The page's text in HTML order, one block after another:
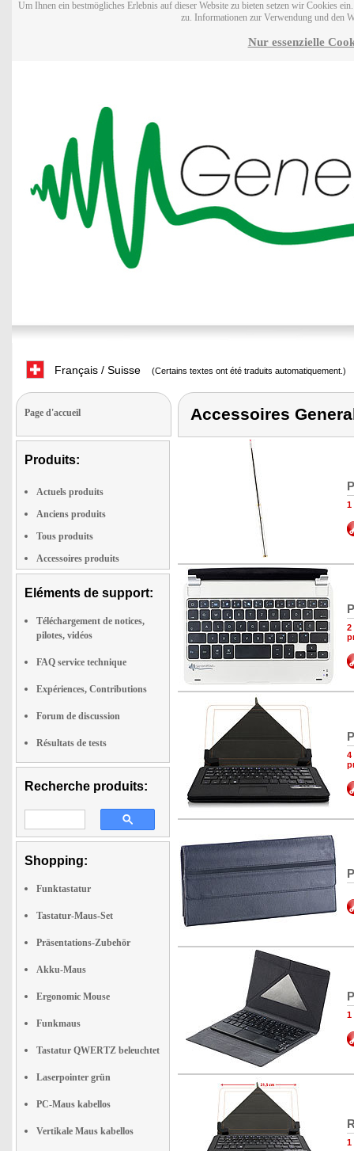
Um Ihnen ein bestmögliches Erlebnis auf dieser Website zu bieten setzen wir Cookies
zu. Informationen zur Verwendung und den
Nur essenzielle
Français / Suisse (Certains textes ont été traduits automatiquement.)
Page d'accueil
Produits:
Actuels produits
Anciens produits
Tous produits
Accessoires produits
Eléments de support:
Téléchargement de notices,
pilotes, vidéos
FAQ service technique
Expériences, Contributions
Forum de discussion
Résultats de tests
Recherche produits:
Shopping:
Funktastatur
Tastatur-Maus-Set
Präsentations-Zubehör
Akku-Maus
Ergonomic Mouse
Funkmaus
Tastatur QWERTZ beleuchtet
Laserpointer grün
PC-Maus kabellos
Vertikale Maus kabellos
Accessoires
1
2
4
1
1